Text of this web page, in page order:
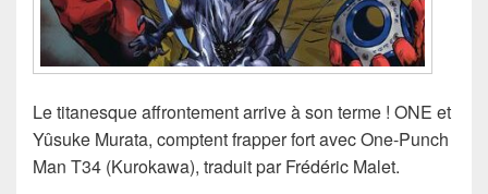
Le titanesque affrontement arrive à son terme ! ONE et
Yûsuke Murata, comptent frapper fort avec One-Punch
Man T34 (Kurokawa), traduit par Frédéric Malet.